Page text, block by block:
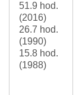
51.9 hod.
(2016)
26.7 hod.
(1990)
15.8 hod.
(1988)